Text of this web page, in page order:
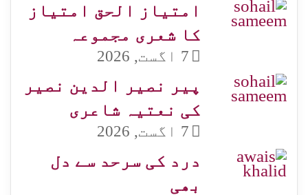
امتیاز الحق امتیاز
کا شعری مجموعہ
7 اگست, 2026
پیر نصیر الدین نصیر
کی نعتیہ شاعری
7 اگست, 2026
درد کی سرحد سے دل
بھی